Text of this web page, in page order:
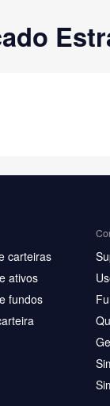
carteiras
ativos
fundos